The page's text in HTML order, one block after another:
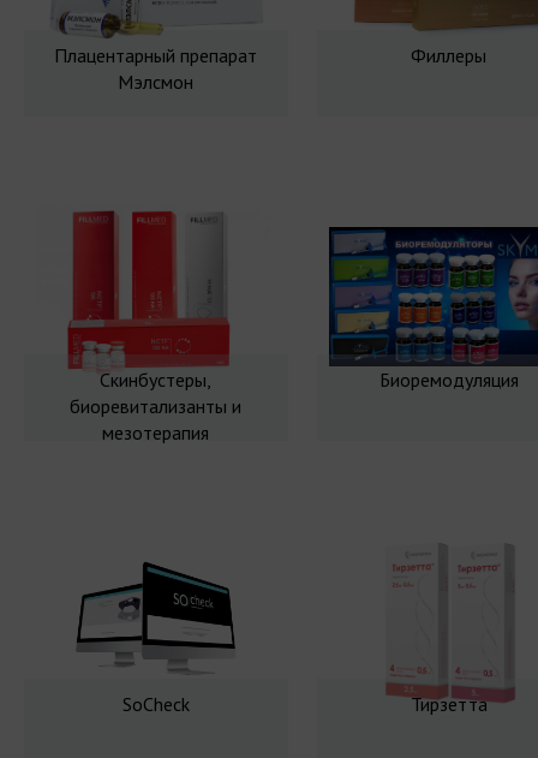
Плацентарный препарат
Мэлсмон
Филлеры
Скинбустеры,
биоревитализанты и
мезотерапия
Биоремодуляция
SoCheck Тирзетта